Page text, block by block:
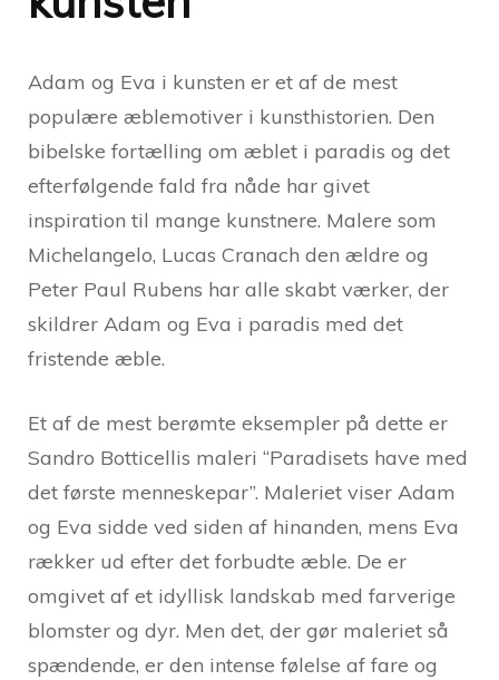
Adam og Eva i kunsten er et af de mest
populære æblemotiver i kunsthistorien. Den
bibelske fortælling om æblet i paradis og det
efterfølgende fald fra nåde har givet
inspiration til mange kunstnere. Malere som
Michelangelo, Lucas Cranach den ældre og
Peter Paul Rubens har alle skabt værker, der
skildrer Adam og Eva i paradis med det
fristende æble.
Et af de mest berømte eksempler på dette er
Sandro Botticellis maleri “Paradisets have med
det første menneskepar”. Maleriet viser Adam
og Eva sidde ved siden af hinanden, mens Eva
rækker ud efter det forbudte æble. De er
omgivet af et idyllisk landskab med farverige
blomster og dyr. Men det, der gør maleriet så
spændende, er den intense følelse af fare og